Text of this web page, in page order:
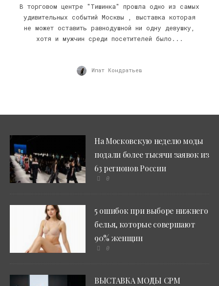
В торговом центре "Тишинка" прошла одно из самых
удивительных событий Москвы , выставка которая
не может оставить равнодушной ни одну девушку,
хотя и мужчин среди посетителей было...
Ипат Кондратьев
На Московскую неделю моды
подали более тысячи заявок из
63 регионов России
0
5 ошибок при выборе нижнего
белья, которые совершают
90% женщин
0
ВЫСТАВКА МОДЫ CPM